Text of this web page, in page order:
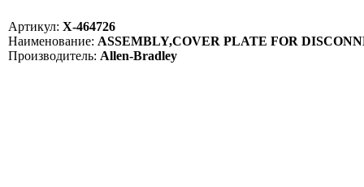
Артикул: X-464726
Наименование: ASSEMBLY,COVER PLATE FOR
Производитель: Allen-Bradley